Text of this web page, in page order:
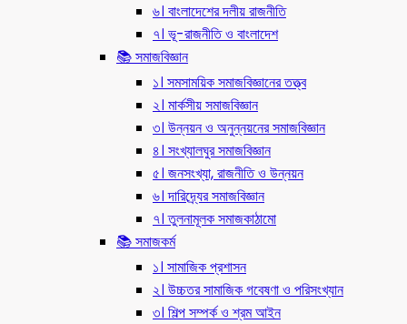
৬। বাংলাদেশের দলীয় রাজনীতি
৭। ভূ-রাজনীতি ও বাংলাদেশ
📚 সমাজবিজ্ঞান
১। সমসাময়িক সমাজবিজ্ঞানের তত্ত্ব
২। মার্কসীয় সমাজবিজ্ঞান
৩। উন্নয়ন ও অনুন্নয়নের সমাজবিজ্ঞান
৪। সংখ্যালঘুর সমাজবিজ্ঞান
৫। জনসংখ্যা, রাজনীতি ও উন্নয়ন
৬। দারিদ্র্যের সমাজবিজ্ঞান
৭। তুলনামূলক সমাজকাঠামো
📚 সমাজকর্ম
১। সামাজিক প্রশাসন
২। উচ্চতর সামাজিক গবেষণা ও পরিসংখ্যান
৩। শিল্প সম্পর্ক ও শ্রম আইন